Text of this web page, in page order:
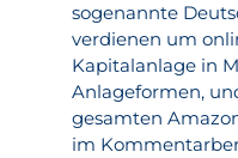
sogenannte
verdienen um
Kapitalanlage in
Anlageformen,
gesamten
im